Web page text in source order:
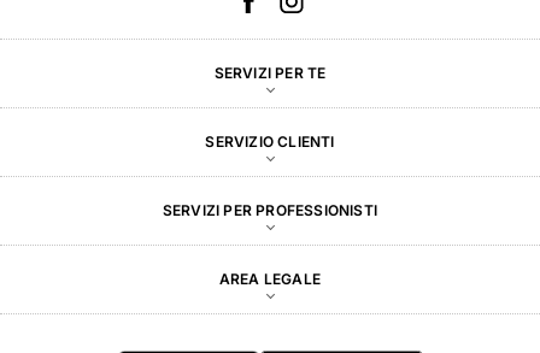
SERVIZI PER TE
SERVIZIO CLIENTI
SERVIZI PER PROFESSIONISTI
AREA LEGALE